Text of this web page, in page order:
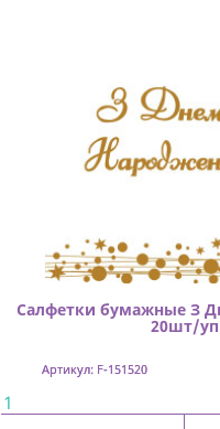
Салфетки бумажные З
20шт/уп
Артикул: F-151520
1